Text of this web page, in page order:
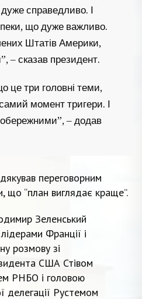
справедливо. І
що дуже важливо.
Штатів Америки,
– сказав президент.
це три головні теми,
момент тригери. І
– додав
переговорним
що “план виглядає краще”.
Зеленський
Франції і
розмову зі
США Стівом
РНБО і головою
делегації Рустемом